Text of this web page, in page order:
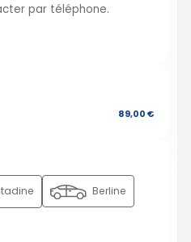
par téléphone.
89,00 €
Berline